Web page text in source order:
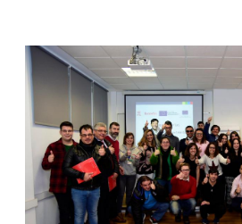
esta labor en Lugo.